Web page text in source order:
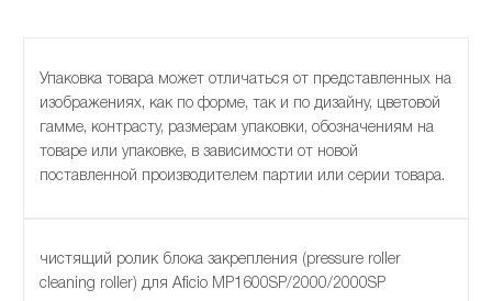
Упаковка товара может отличаться от представленных на
изображениях, как по форме, так и по дизайну, цветовой
гамме, контрасту, размерам упаковки, обозначениям на
товаре или упаковке, в зависимости от новой
поставленной производителем партии или серии товара.
чистящий ролик блока закрепления (pressure roller
cleaning roller) для Aficio MP1600SP/2000/2000SP